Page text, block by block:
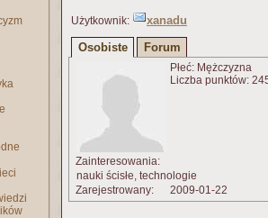
Użytkownik:
xanadu
Osobiste
Forum
Płeć: Mężczyzna
Liczba punktów:
Zainteresowania:
nauki ścisłe, technologie
Zarejestrowany:
2009-01-22